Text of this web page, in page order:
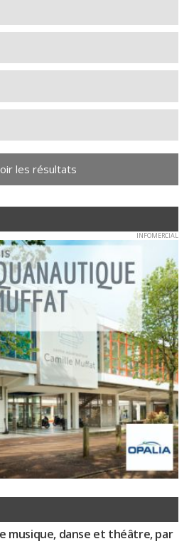
les résultats
INFOMERCIAL
musique, danse et théâtre, par